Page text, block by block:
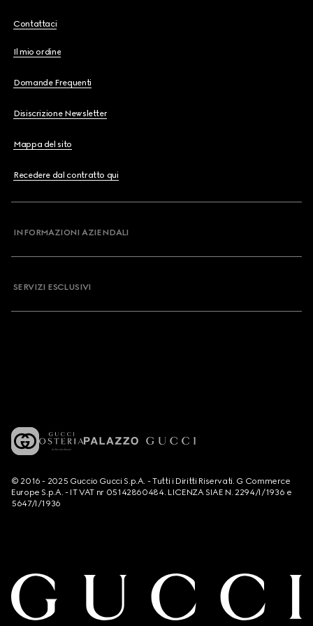
Contattaci
Il mio ordine
Domande Frequenti
Disiscrizione Newsletter
Mappa del sito
Recedere dal contratto qui
INFORMAZIONI AZIENDALI
SERVIZI ESCLUSIVI
© 2016 - 2025 Guccio Gucci S.p.A. - Tutti i Diritti Riservati. G Commerce
Europe S.p.A. - IT VAT nr 05142860484. LICENZA SIAE N. 2294/I/1936 e
5647/I/1936